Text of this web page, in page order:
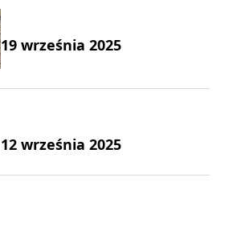
19 września 2025
12 września 2025